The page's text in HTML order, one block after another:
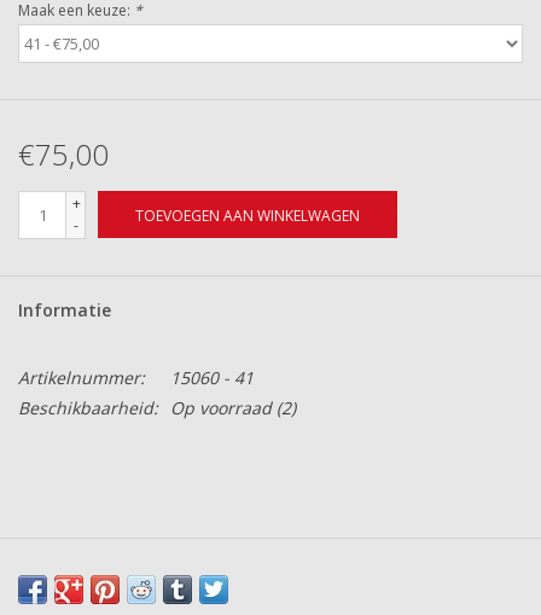
Maak een keuze: *
€75,00
+
-
TOEVOEGEN AAN WINKELWAGEN
Informatie
Artikelnummer:
15060 - 41
Beschikbaarheid:
Op voorraad(2)